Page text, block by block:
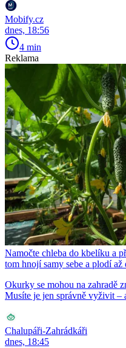
Mobify.cz
dnes, 18:56
4 min
Reklama
Namočte chleba do kbelíku a
tom hnojí samy sebe a plodí
Okurky se mohou na zahradě
Musíte je jen správně vyživit –
Chalupáři-Zahrádkáři
dnes, 18:45